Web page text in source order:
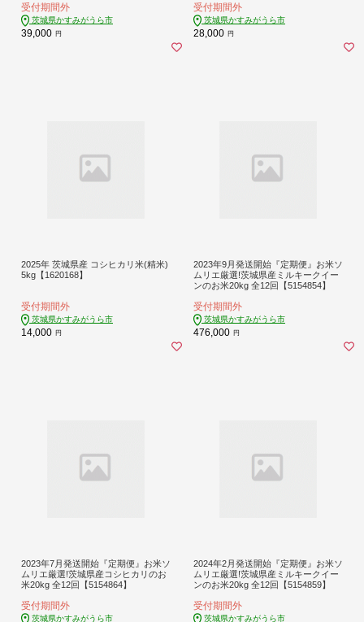
受付期間外
茨城県かすみがうら市
39,000 円
受付期間外
茨城県かすみがうら市
28,000 円
2025年 茨城県産 コシヒカリ米(精米)
5kg【1620168】
受付期間外
茨城県かすみがうら市
14,000 円
2023年9月発送開始『定期便』お米ソ
ムリエ厳選!茨城県産ミルキークイー
ンのお米20kg 全12回【5154854】
受付期間外
茨城県かすみがうら市
476,000 円
2023年7月発送開始『定期便』お米ソ
ムリエ厳選!茨城県産コシヒカリのお
米20kg 全12回【5154864】
受付期間外
茨城県かすみがうら市
2024年2月発送開始『定期便』お米ソ
ムリエ厳選!茨城県産ミルキークイー
ンのお米20kg 全12回【5154859】
受付期間外
茨城県かすみがうら市